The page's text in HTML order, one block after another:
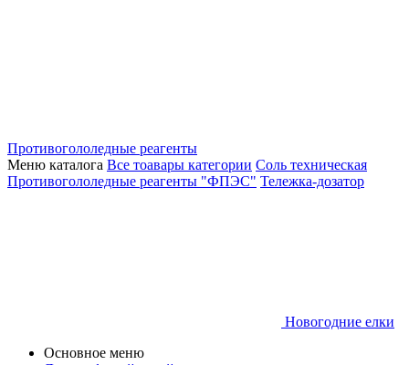
Противогололедные реагенты
Меню каталога Все тоавары категории Соль техническая
Противогололедные реагенты "ФПЭС" Тележка-дозатор
Новогодние елки
Основное меню